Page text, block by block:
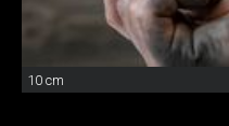
10 cm